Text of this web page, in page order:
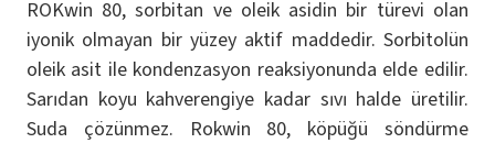
ROKwin 80, sorbitan ve oleik asidin bir türevi olan
iyonik olmayan bir yüzey aktif maddedir. Sorbitolün
oleik asit ile kondenzasyon reaksiyonunda elde edilir.
Sarıdan koyu kahverengiye kadar sıvı halde üretilir.
Suda çözünmez. Rokwin 80, köpüğü söndürme